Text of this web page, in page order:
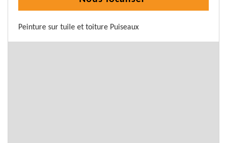
Peinture sur tuile et toiture Puiseaux